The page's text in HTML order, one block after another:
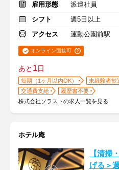
雇用形態
派遣社員
シフト
週5日以上
アクセス
運動公園前駅
オンライン面接可
あと 1日
短期（1ヶ月以内OK） 未経験者歓
交通費支給
履歴書不要
株式会社ソラストの求人一覧を見る
ホテル庵
【清掃
げる＞